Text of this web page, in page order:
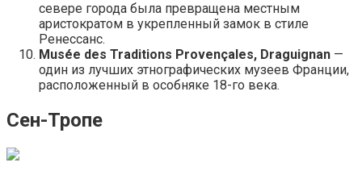
севере города была превращена местным
аристократом в укрепленный замок в стиле
Ренессанс.
Musée des Traditions Provençales, Draguignan —
один из лучших этнографических музеев Франции,
расположенный в особняке 18-го века.
Сен-Тропе